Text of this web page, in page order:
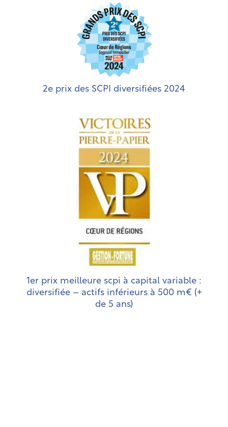
2e prix des SCPI diversifiées 2024
1er prix meilleure scpi à capital variable :
diversifiée – actifs inférieurs à 500 m€ (+
de 5 ans)